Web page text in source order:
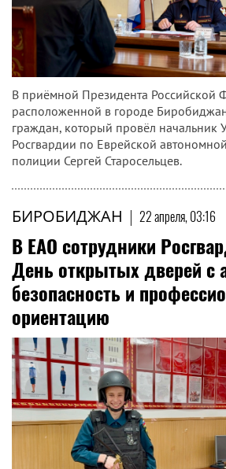
В приёмной Президента Российской
расположенной в городе
граждан, который провёл начальник
Росгвардии по Еврейской
полиции Сергей Старосельцев.
БИРОБИДЖАН | 22 апреля, 03:16
В ЕАО сотрудники
День открытых дверей с
безопасность и
ориентацию